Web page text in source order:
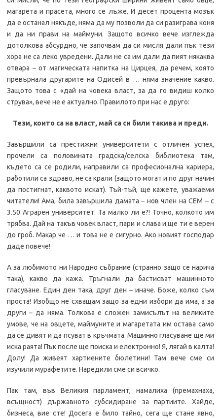
магарета и прасета, много се лъже. И десет процента мозък
да е останал някъде, няма да му позволи да си разиграва коня
и да ни прави на маймуни. Защото всичко вече изглежда
дотолкова абсурдно, че започвам да си мисля дали пък тези
хора не са леко увредени. Дали не са им дали да пият някаква
отвара – от магическата напитка на Цирцея, да речем, която
превърнала другарите на Одисей в … няма значение какво.
Защото това с «дай на човека власт, за да го видиш колко
струва», вече не е актуално. Правилото при нас е друго:
Тези, които са на власт, май са си били такива и преди.
Завършили са престижни университети с отличен успех,
прочели са половината градска/селска библиотека там,
където са се родили, направили са професионална кариера,
работили са здраво, не са крали (защото могат и по друг начин
да постигнат, каквото искат). Тъй-тъй, ще кажете, уважаеми
читатели! Ама, била завършила дамата – нов член на СЕМ – с
3.50 Аграрен университет. Та малко ли е?! Точно, колкото им
трябва. Дай на такъв човек власт, пари и слава и ще ти е верен
до гроб. Макар че … и това не е сигурно. Ако новият господар
даде повече!
А за любимото ни Народно събрание (странно защо се нарича
така), какво да кажа. Тръгнали да бастисват машинното
гласуване. Един ден така, друг ден – иначе. Боже, колко съм
проста! Изобщо не схващам защо за едни избори да има, а за
други – да няма. Толкова е сложен замисълът на великите
умове, че на овцете, маймуните и магаретата им остава само
да се дивят и да псуват в кръчмата. Машинно гласуване ще ми
иска раята! Пък после ще поиска и електронно! Я, лягай в калта!
Долу! Да живеят хартиените бюлетини! Там вече сме си
изучили мурафетите. Наредили сме си всичко.
Пак там, във Великия парламент, намалиха (премахнаха,
всъщност) държавното субсидиране за партиите. Хайде,
бизнеса, вие сте! Досега е било тайно, сега ще стане явно,